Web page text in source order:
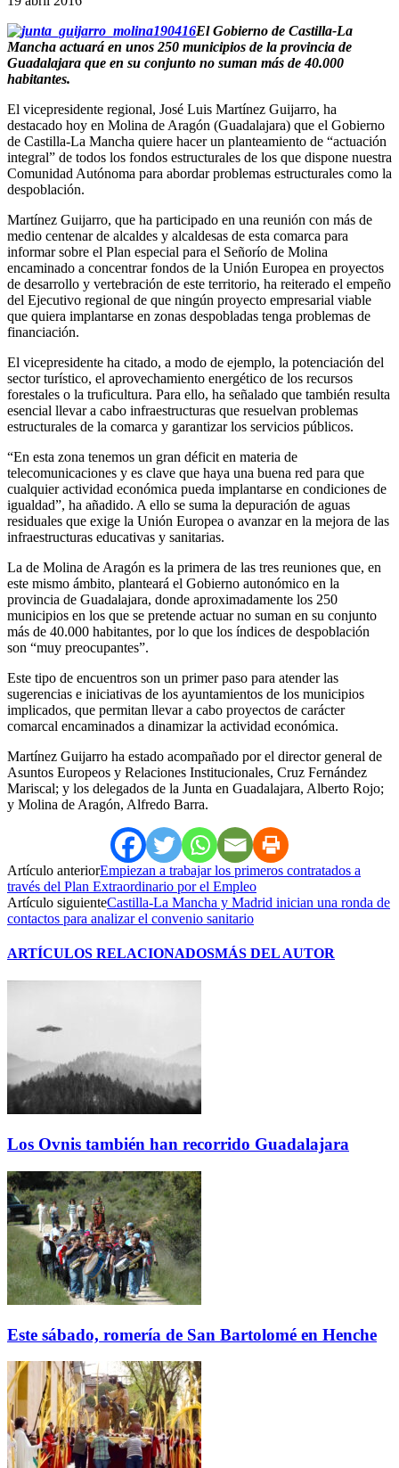
El Gobierno de Castilla-La
Mancha actuará en unos 250 municipios de la provincia de
Guadalajara que en su conjunto no suman más de 40.000
habitantes.
El vicepresidente regional, José Luis Martínez Guijarro, ha
destacado hoy en Molina de Aragón (Guadalajara) que el Gobierno
de Castilla-La Mancha quiere hacer un planteamiento de “actuación
integral” de todos los fondos estructurales de los que dispone nuestra
Comunidad Autónoma para abordar problemas estructurales como la
despoblación.
Martínez Guijarro, que ha participado en una reunión con más de
medio centenar de alcaldes y alcaldesas de esta comarca para
informar sobre el Plan especial para el Señorío de Molina
encaminado a concentrar fondos de la Unión Europea en proyectos
de desarrollo y vertebración de este territorio, ha reiterado el empeño
del Ejecutivo regional de que ningún proyecto empresarial viable
que quiera implantarse en zonas despobladas tenga problemas de
financiación.
El vicepresidente ha citado, a modo de ejemplo, la potenciación del
sector turístico, el aprovechamiento energético de los recursos
forestales o la truficultura. Para ello, ha señalado que también resulta
esencial llevar a cabo infraestructuras que resuelvan problemas
estructurales de la comarca y garantizar los servicios públicos.
“En esta zona tenemos un gran déficit en materia de
telecomunicaciones y es clave que haya una buena red para que
cualquier actividad económica pueda implantarse en condiciones de
igualdad”, ha añadido. A ello se suma la depuración de aguas
residuales que exige la Unión Europea o avanzar en la mejora de las
infraestructuras educativas y sanitarias.
La de Molina de Aragón es la primera de las tres reuniones que, en
este mismo ámbito, planteará el Gobierno autonómico en la
provincia de Guadalajara, donde aproximadamente los 250
municipios en los que se pretende actuar no suman en su conjunto
más de 40.000 habitantes, por lo que los índices de despoblación
son “muy preocupantes”.
Este tipo de encuentros son un primer paso para atender las
sugerencias e iniciativas de los ayuntamientos de los municipios
implicados, que permitan llevar a cabo proyectos de carácter
comarcal encaminados a dinamizar la actividad económica.
Martínez Guijarro ha estado acompañado por el director general de
Asuntos Europeos y Relaciones Institucionales, Cruz Fernández
Mariscal; y los delegados de la Junta en Guadalajara, Alberto Rojo;
y Molina de Aragón, Alfredo Barra.
Artículo anteriorEmpiezan a trabajar los primeros contratados a
través del Plan Extraordinario por el Empleo
Artículo siguienteCastilla-La Mancha y Madrid inician una ronda de
contactos para analizar el convenio sanitario
ARTÍCULOS RELACIONADOSMÁS DEL AUTOR
Los Ovnis también han recorrido Guadalajara
Este sábado, romería de San Bartolomé en Henche